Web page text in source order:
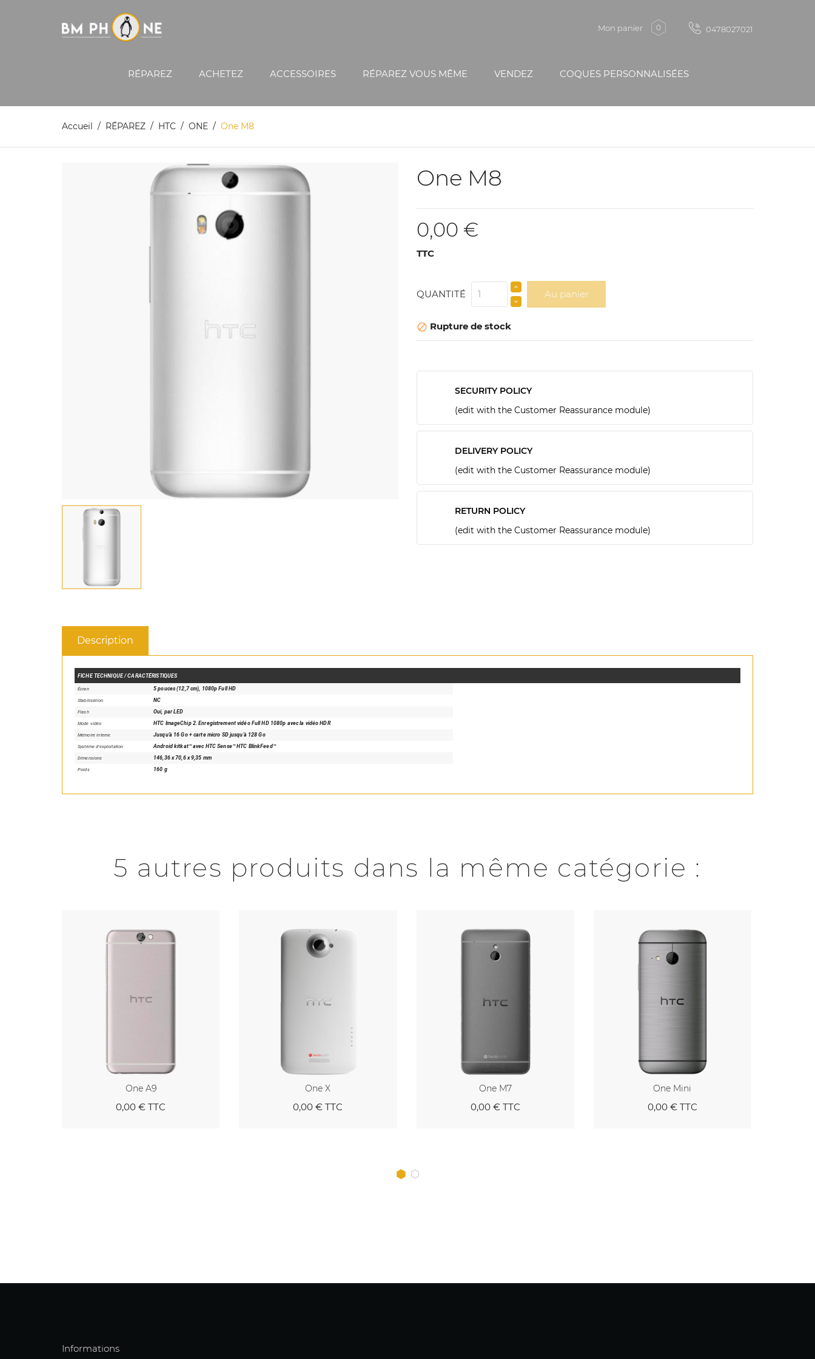
Mon panier 0 0478027021
RÉPAREZ ACHETEZ ACCESSOIRES RÉPAREZ VOUS MÊME VENDEZ COQUES PERSONNALISÉES
Accueil RÉPAREZ HTC ONE One M8
One M8
0,00 €
TTC
QUANTITÉ Au panier
 Rupture de stock
SECURITY POLICY
(edit with the Customer Reassurance module)
DELIVERY POLICY
(edit with the Customer Reassurance module)
RETURN POLICY
(edit with the Customer Reassurance module)
Description
FICHE TECHNIQUE / CARACTÉRISTIQUES
Écran 5 pouces (12,7 cm), 1080p Full HD
Stabilisation NC
Flash Oui, par LED
Mode vidéo HTC ImageChip 2. Enregistrement vidéo Full HD 1080p avec la vidéo HDR
Mémoire interne Jusqu'à 16 Go + carte micro SD jusqu'à 128 Go
Système d'exploitation Android kitkat™ avec HTC Sense™ HTC BlinkFeed™
Dimensions 146,36 x 70,6 x 9,35 mm
Poids 160 g
5 autres produits dans la même catégorie :
One A9
0,00 € TTC
One X
0,00 € TTC
One M7
0,00 €TTC
One Mini
0,00 €TTC
Informations